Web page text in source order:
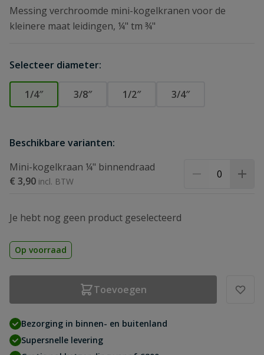
Messing verchroomde mini-kogelkranen voor de
kleinere maat leidingen, ¼" tm ¾"
Selecteer diameter:
1/4″ 3/8″ 1/2″ 3/4″
Beschikbare varianten:
Mini-kogelkraan ¼" binnendraad
€ 3,90
Je hebt nog geen product geselecteerd
Op voorraad
Toevoegen
Bezorging in binnen- en buitenland
Supersnelle levering